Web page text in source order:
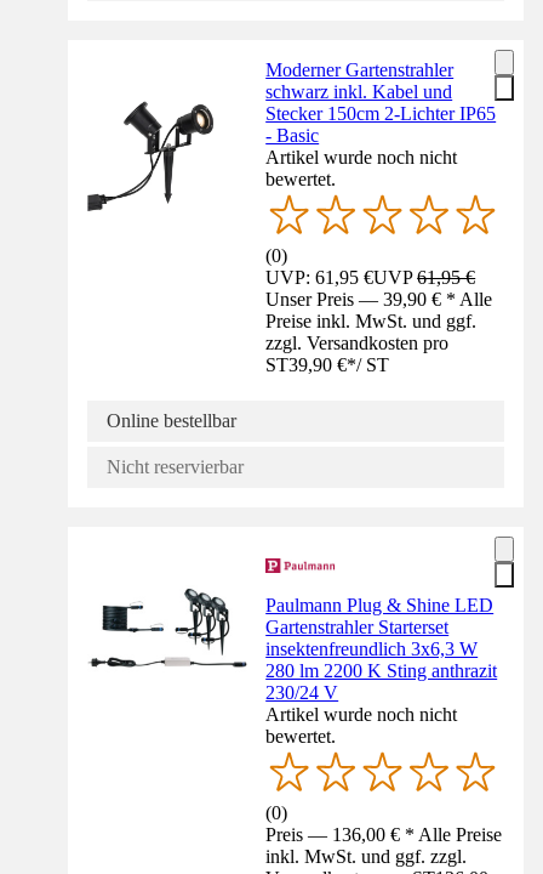
Moderner Gartenstrahler
schwarz inkl. Kabel und
Stecker 150cm 2-Lichter IP65
- Basic
Artikel wurde noch nicht
bewertet.
(0)
UVP: 61,95 €UVP61,95 €
Unser Preis — 39,90 € * Alle
Preise inkl. MwSt. und ggf.
zzgl. Versandkosten pro
ST39,90 €*/ ST
Online bestellbar
Nicht reservierbar
Paulmann Plug & Shine LED
Gartenstrahler Starterset
insektenfreundlich 3x6,3 W
280 lm 2200 K Sting anthrazit
230/24 V
Artikel wurde noch nicht
bewertet.
(0)
Preis — 136,00 € * Alle Preise
inkl. MwSt. und ggf. zzgl.